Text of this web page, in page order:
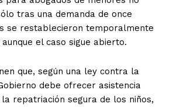
tras una demanda de once
se restablecieron temporalmente
el caso sigue abierto.
que, según una ley contra la
debe ofrecer asistencia
repatriación segura de los niños,